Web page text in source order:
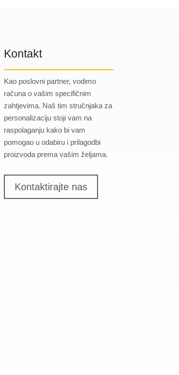
Kontakt
Kao poslovni partner, vodimo
računa o vašim specifičnim
zahtjevima. Naš tim stručnjaka za
personalizaciju stoji vam na
raspolaganju kako bi vam
pomogao u odabiru i prilagodbi
proizvoda prema vašim željama.
Kontaktirajte nas